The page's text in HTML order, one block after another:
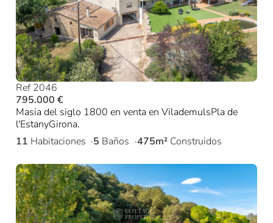
Ref 2046
795.000 €
Masia del siglo 1800 en venta en VilademulsPla de
l'EstanyGirona.
11 Habitaciones 5 Baños 475m² Construidos